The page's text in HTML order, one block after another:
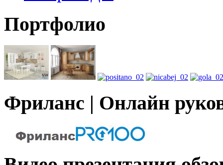
Портфолио
Фриланс | Онлайн